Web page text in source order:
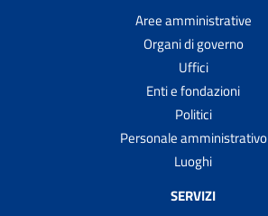
Aree amministrative
Organi di governo
Uffici
Enti e fondazioni
Politici
Personale amministrativo
Luoghi
SERVIZI